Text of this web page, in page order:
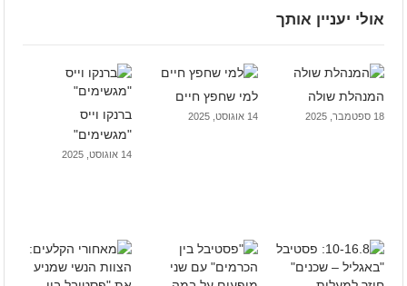
אולי יעניין אותך
המנהלת שולה
18 ספטמבר, 2025
למי שחפץ חיים
14 אוגוסט, 2025
ברנקו וייס
"מגשימים"
14 אוגוסט, 2025